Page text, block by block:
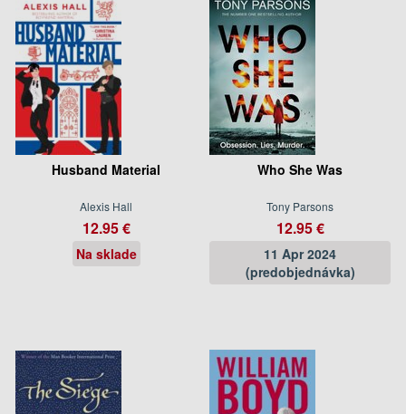
Husband Material
Alexis Hall
12.95 €
Na sklade
Who She Was
Tony Parsons
12.95 €
11 Apr 2024
(predobjednávka)